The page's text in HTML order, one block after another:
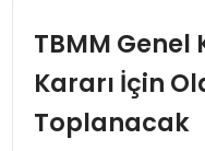
İDEAL YAŞAM
İDEAL SPOR
TBMM
Kararı İçin
Toplanacak